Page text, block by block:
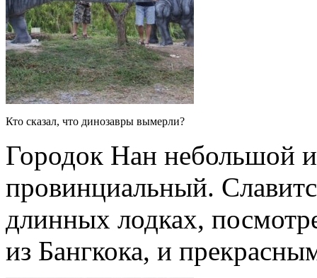
Кто сказал, что динозавры вымерли?
Городок Нан небольшой и
провинциальный.
длинных лодках,
из Бангкока, и